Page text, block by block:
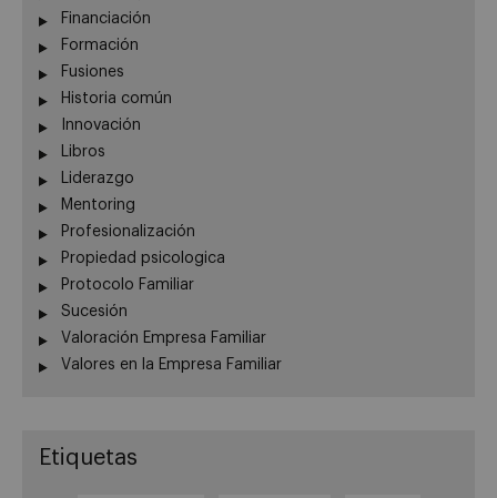
Financiación
Formación
Fusiones
Historia común
Innovación
Libros
Liderazgo
Mentoring
Profesionalización
Propiedad psicologica
Protocolo Familiar
Sucesión
Valoración Empresa Familiar
Valores en la Empresa Familiar
Etiquetas